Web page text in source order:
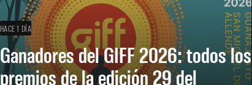
HACE 1 DÍA
Ganadores del GIFF 2026: todos los
premios de la edición 29 del